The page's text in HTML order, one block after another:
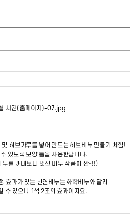
허브가루를 넣어 만드는 허브비누 만들기 체험!
있도록 모양 틀을 사용한답니다.
누를 꺼내보니 멋진 비누 작품이 짠~!!)
효과가 있는 천연비누는 화학비누와 달리
수 있으니 1석 2조의 효과이지요.